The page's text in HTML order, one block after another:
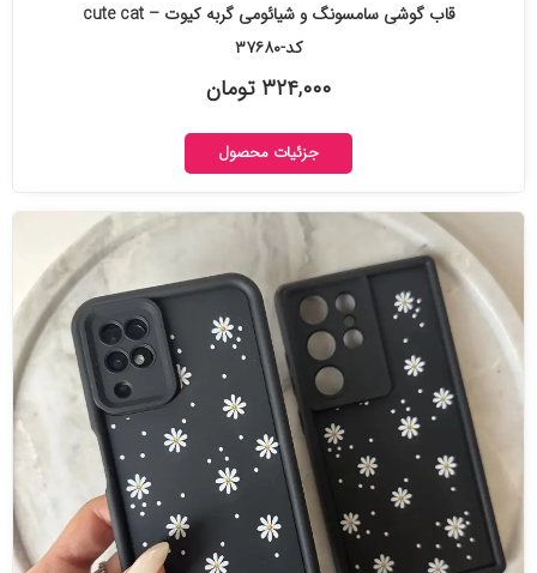
قاب گوشی سامسونگ و شیائومی گربه کیوت – cute cat
کد-۳۷۶۸۰
۳۲۴,۰۰۰ تومان
جزئیات محصول